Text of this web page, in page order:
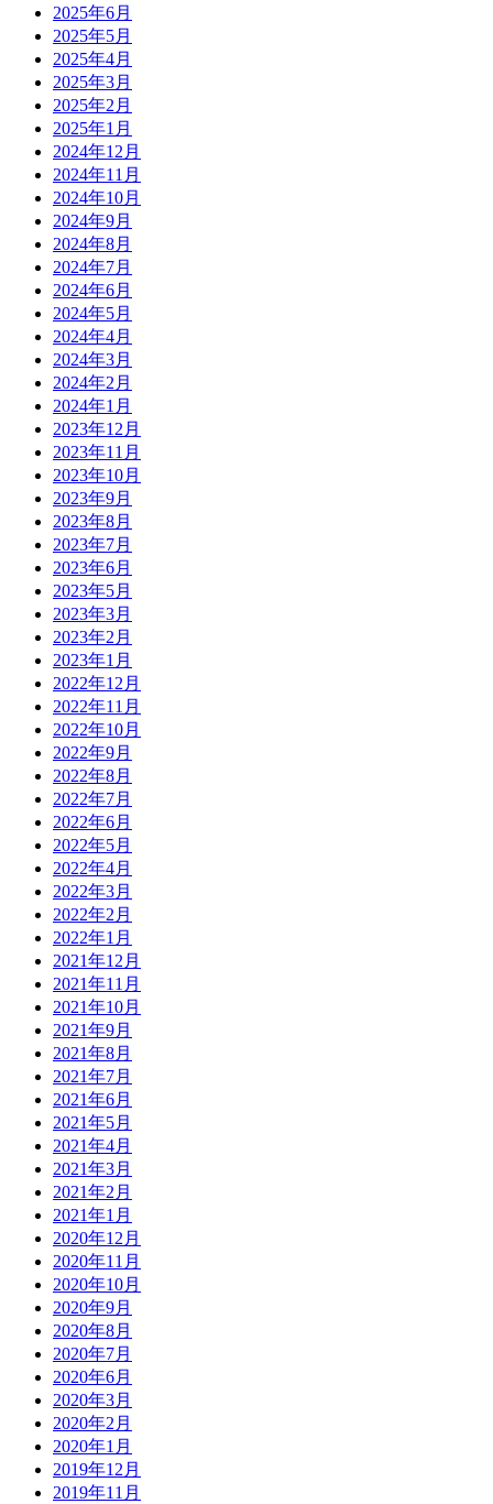
2025年6月
2025年5月
2025年4月
2025年3月
2025年2月
2025年1月
2024年12月
2024年11月
2024年10月
2024年9月
2024年8月
2024年7月
2024年6月
2024年5月
2024年4月
2024年3月
2024年2月
2024年1月
2023年12月
2023年11月
2023年10月
2023年9月
2023年8月
2023年7月
2023年6月
2023年5月
2023年3月
2023年2月
2023年1月
2022年12月
2022年11月
2022年10月
2022年9月
2022年8月
2022年7月
2022年6月
2022年5月
2022年4月
2022年3月
2022年2月
2022年1月
2021年12月
2021年11月
2021年10月
2021年9月
2021年8月
2021年7月
2021年6月
2021年5月
2021年4月
2021年3月
2021年2月
2021年1月
2020年12月
2020年11月
2020年10月
2020年9月
2020年8月
2020年7月
2020年6月
2020年3月
2020年2月
2020年1月
2019年12月
2019年11月